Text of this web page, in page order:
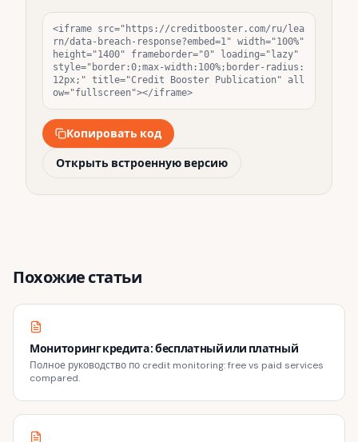
<iframe src="https://creditbooster.com/ru/lea
rn/data-breach-response?embed=1" width="100%"
height="1400" frameborder="0" loading="lazy"
style="border:0;max-width:100%;border-radius:
12px;" title="Credit Booster Publication" all
ow="fullscreen"></iframe>
Копировать код
Открыть встроенную версию
Похожие статьи
Мониторинг кредита: бесплатный или платный
Полное руководство по credit monitoring: free vs paid services
compared.